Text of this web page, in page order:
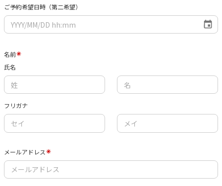
ご予約希望日時（第二希望）
名前
氏名
フリガナ
メールアドレス